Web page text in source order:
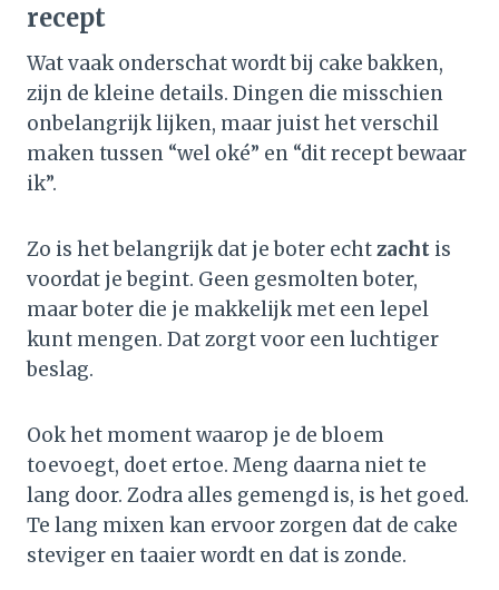
recept
Wat vaak onderschat wordt bij cake bakken,
zijn de kleine details. Dingen die misschien
onbelangrijk lijken, maar juist het verschil
maken tussen “wel oké” en “dit recept bewaar
ik”.
Zo is het belangrijk dat je boter echtzacht is
voordat je begint. Geen gesmolten boter,
maar boter die je makkelijk met een lepel
kunt mengen. Dat zorgt voor een luchtiger
beslag.
Ook het moment waarop je de bloem
toevoegt, doet ertoe. Meng daarna niet te
lang door. Zodra alles gemengd is, is het goed.
Te lang mixen kan ervoor zorgen dat de cake
steviger en taaier wordt en dat is zonde.